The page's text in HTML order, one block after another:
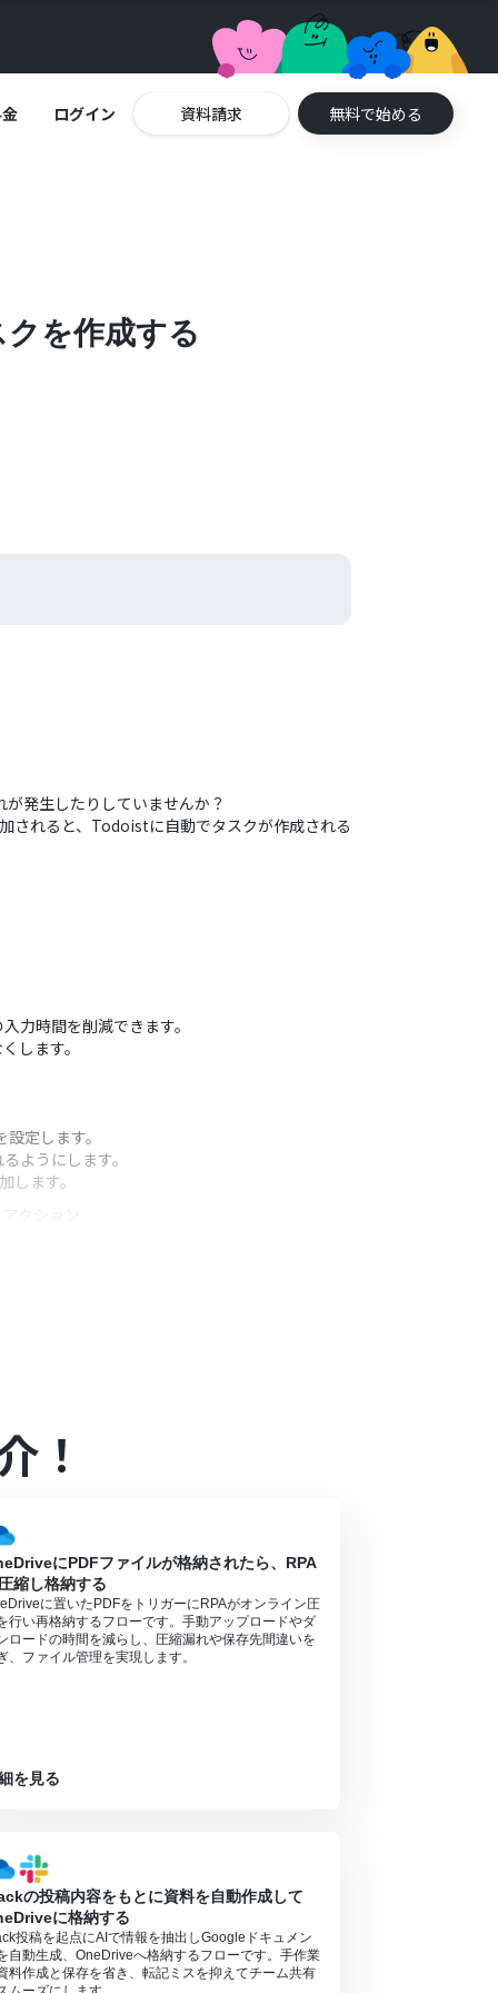
ログイン 資料請求 無料で始める
を作成する
発生したりしていませんか？
されると、Todoistに自動でタスクが作成される
力時間を削減できます。
します。
定します。
ようにします。
ます。
定しているフローボットのオペレーションは
リや機能（オペレーション）を使用すること
！
にPDFファイルが格納されたら、RPA
縮し格納する
に置いたPDFをトリガーにRPAがオンライン圧
行い再格納するフローです。手動アップロードやダ
ロードの時間を減らし、圧縮漏れや保存先間違いを
、ファイル管理を実現します。
を見る
の投稿内容をもとに資料を自動作成して
に格納する
投稿を起点にAIで情報を抽出しGoogleドキュメン
自動生成、OneDriveへ格納するフローです。手作業
料作成と保存を省き、転記ミスを抑えてチーム共有